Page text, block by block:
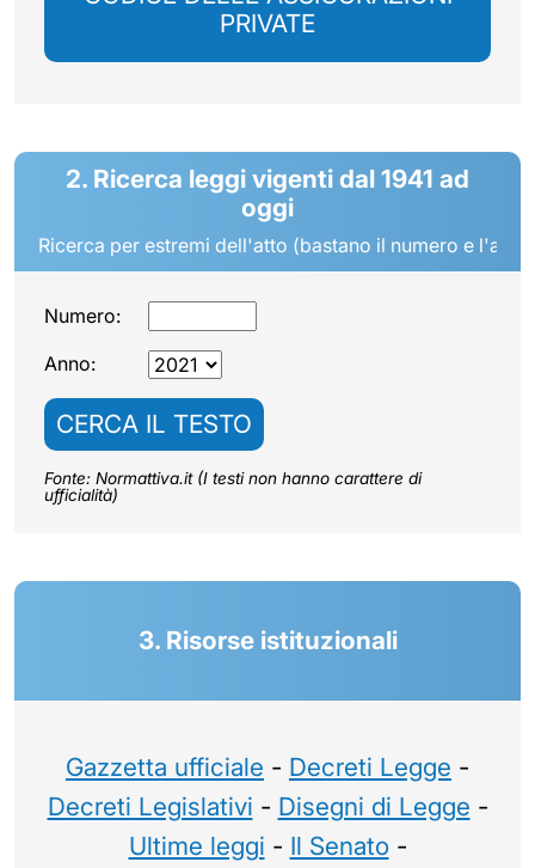
PRIVATE
2. Ricerca leggi vigenti dal 1941 ad
oggi
Ricerca per estremi dell'atto (bastano il numero e
Numero:
Anno:
CERCA IL TESTO
Fonte: Normattiva.it (I testi non hanno carattere di
ufficialità)
3. Risorse istituzionali
Gazzetta ufficiale - Decreti Legge -
Decreti Legislativi - Disegni di Legge -
Ultime leggi - Il Senato-